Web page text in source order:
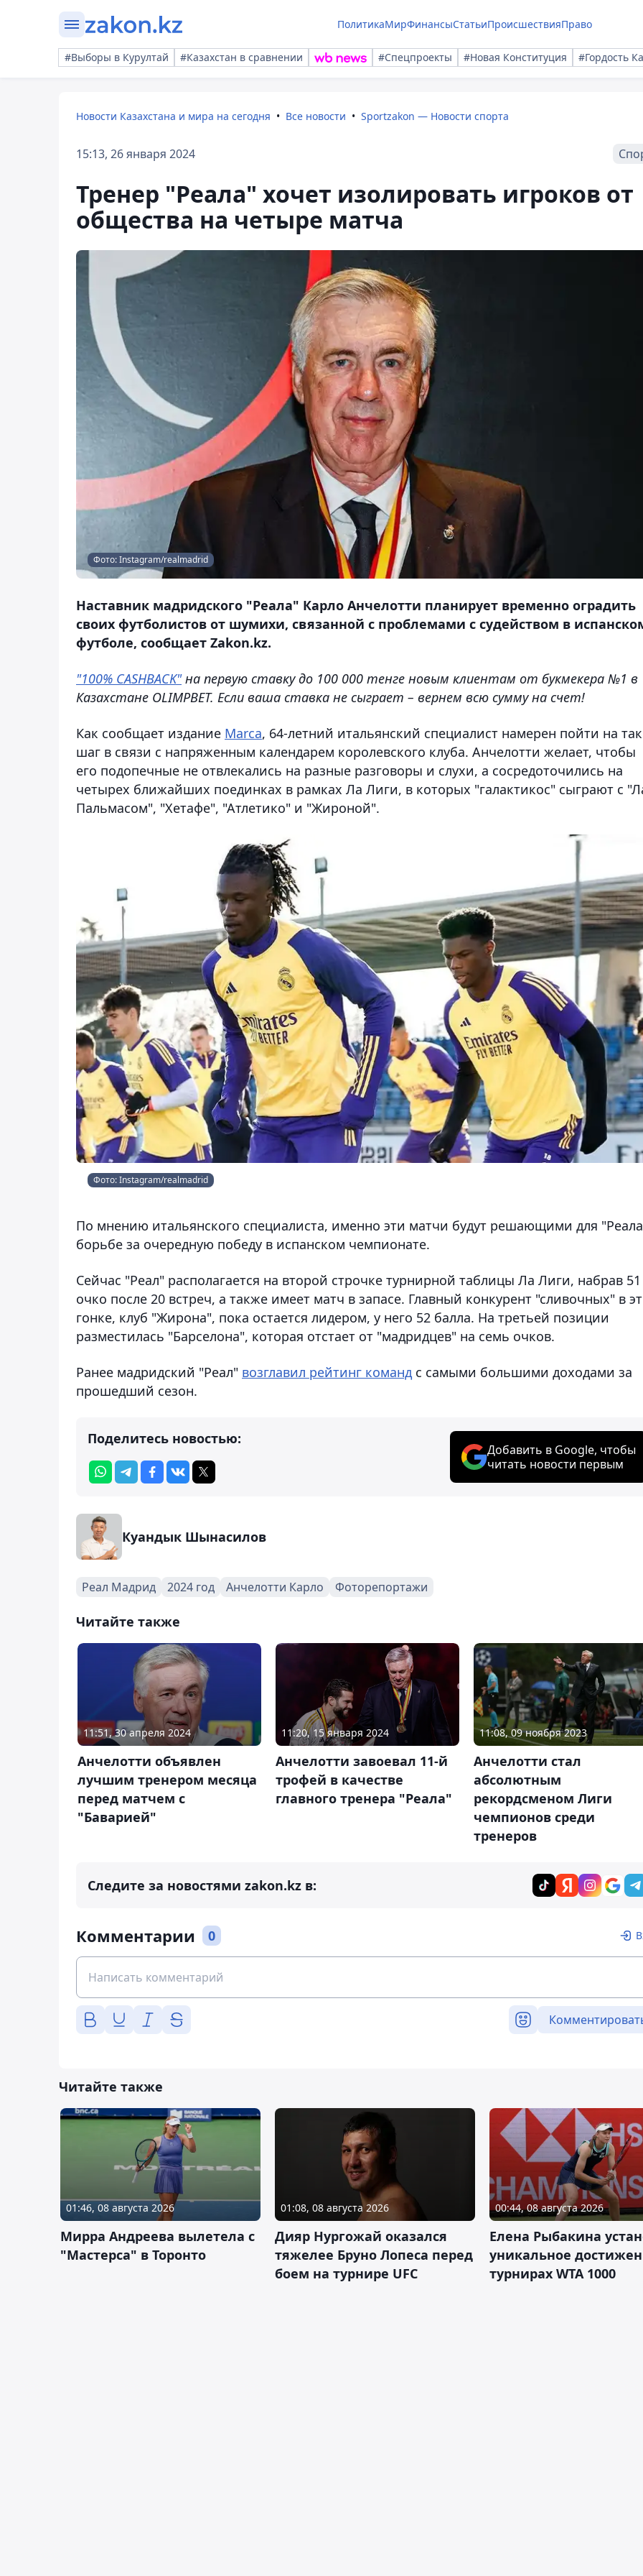
ПолитикаМирФинансыСтатьиПроисшествияПраво
#Выборы в Курултай #Казахстан в сравнении #Спецпроекты #Новая Конституция #Гордость
Новости Казахстана и мира на сегодня Все новости Sportzakon — Новости спорта
15:13, 26 января 2024
Тренер "Реала" хочет изолировать игроков от
общества на четыре матча
Фото: Instagram/realmadrid
Наставник мадридского "Реала" Карло Анчелотти планирует временно оградить
своих футболистов от шумихи, связанной с проблемами с судейством в
футболе, сообщает Zakon.kz.
"100% CASHBACK"на первую ставку до 100 000 тенге новым клиентам от букмекера №1 в
Казахстане OLIMPBET. Если ваша ставка не сыграет – вернем всю сумму на счет!
Как сообщает издание Marca, 64-летний итальянский специалист намерен пойти на
шаг в связи с напряженным календарем королевского клуба. Анчелотти желает, чтобы
его подопечные не отвлекались на разные разговоры и слухи, а сосредоточились на
четырех ближайших поединках в рамках Ла Лиги, в которых "галактикос" сыграют с
Пальмасом", "Хетафе", "Атлетико" и "Жироной".
Фото: Instagram/realmadrid
По мнению итальянского специалиста, именно эти матчи будут решающими для
борьбе за очередную победу в испанском чемпионате.
Сейчас "Реал" располагается на второй строчке турнирной таблицы Ла Лиги, набрав 51
очко после 20 встреч, а также имеет матч в запасе. Главный конкурент "сливочных" в
гонке, клуб "Жирона", пока остается лидером, у него 52 балла. На третьей позиции
разместилась "Барселона", которая отстает от "мадридцев" на семь очков.
Ранее мадридский "Реал" возглавил рейтинг команд с самыми большими доходами за
прошедший сезон.
Поделитесь новостью:
Добавить в Google, чтобы
читать новости первым
Куандык Шынасилов
Реал Мадрид 2024 год Анчелотти Карло Фоторепортажи
Читайте также
11:51, 30 апреля 2024
Анчелотти объявлен
лучшим тренером месяца
перед матчем с
"Баварией"
11:20, 15 января 2024
Анчелотти завоевал 11-й
трофей в качестве
главного тренера "Реала"
11:08, 09 ноября 2023
Анчелотти стал
абсолютным
рекордсменом Лиги
чемпионов среди
тренеров
Следите за новостями zakon.kz в:
Комментарии 0
Читайте также
01:46, 08 августа 2026
Мирра Андреева вылетела с
"Мастерса" в Торонто
01:08, 08 августа 2026
Дияр Нургожай оказался
тяжелее Бруно Лопеса перед
боем на турнире UFC
00:44, 08 августа 2026
Елена Рыбакина
уникальное
турнирах WTA 1000